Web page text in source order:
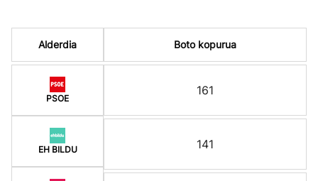
Alderdia
PSOE
EH BILDU
Boto kopurua
161
141